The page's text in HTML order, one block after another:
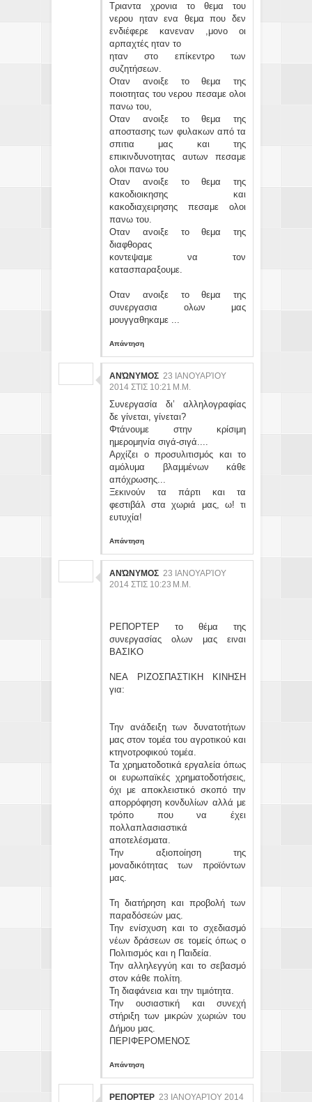
Τριαντα χρονια το θεμα του
νερου ηταν ενα θεμα που δεν
ενδιέφερε κανεναν ,μονο οι
αρπαχτές ηταν το
ηταν στο επίκεντρο των
συζητήσεων.
Οταν ανοιξε το θεμα της
ποιοτητας του νερου πεσαμε ολοι
πανω του,
Οταν ανοιξε το θεμα της
αποστασης των φυλακων από τα
σπιτια μας και της
επικινδυνοτητας αυτων πεσαμε
ολοι πανω του
Οταν ανοιξε το θεμα της
κακοδιοικησης και
κακοδιαχειρησης πεσαμε ολοι
πανω του.
Οταν ανοιξε το θεμα της
διαφθορας
κοντεψαμε να τον
κατασπαραξουμε.
Οταν ανοιξε το θεμα της
συνεργασια ολων μας
μουγγαθηκαμε ...
Απάντηση
ΑΝΏΝΥΜΟΣ 23 ΙΑΝΟΥΑΡΊΟΥ
2014 ΣΤΙΣ 10:21 Μ.Μ.
Συνεργασία δι’ αλληλογραφίας
δε γίνεται, γίνεται?
Φτάνουμε στην κρίσιμη
ημερομηνία σιγά-σιγά....
Αρχίζει ο προσυλιτισμός και το
αμόλυμα βλαμμένων κάθε
απόχρωσης...
Ξεκινούν τα πάρτι και τα
φεστιβάλ στα χωριά μας, ω! τι
ευτυχία!
Απάντηση
ΑΝΏΝΥΜΟΣ 23 ΙΑΝΟΥΑΡΊΟΥ
2014 ΣΤΙΣ 10:23 Μ.Μ.
ΡΕΠΟΡΤΕΡ το θέμα της
συνεργασίας ολων μας ειναι
ΒΑΣΙΚΟ
ΝΕΑ ΡΙΖΟΣΠΑΣΤΙΚΗ ΚΙΝΗΣΗ
για:
Την ανάδειξη των δυνατοτήτων
μας στον τομέα του αγροτικού και
κτηνοτροφικού τομέα.
Τα χρηματοδοτικά εργαλεία όπως
οι ευρωπαϊκές χρηματοδοτήσεις,
όχι με αποκλειστικό σκοπό την
απορρόφηση κονδυλίων αλλά με
τρόπο που να έχει
πολλαπλασιαστικά
αποτελέσματα.
Την αξιοποίηση της
μοναδικότητας των προϊόντων
μας.
Τη διατήρηση και προβολή των
παραδόσεών μας.
Την ενίσχυση και το σχεδιασμό
νέων δράσεων σε τομείς όπως ο
Πολιτισμός και η Παιδεία.
Την αλληλεγγύη και το σεβασμό
στον κάθε πολίτη.
Τη διαφάνεια και την τιμιότητα.
Την ουσιαστική και συνεχή
στήριξη των μικρών χωριών του
Δήμου μας.
ΠΕΡΙΦΕΡΟΜΕΝΟΣ
Απάντηση
ΡΕΠΟΡΤΕΡ 23 ΙΑΝΟΥΑΡΊΟΥ 2014